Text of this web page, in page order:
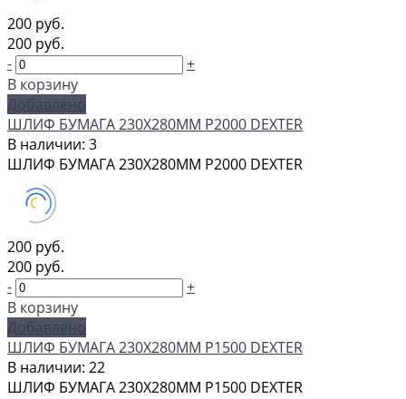
200 руб.
200 руб.
-
+
В корзину
Добавлено
ШЛИФ БУМАГА 230Х280ММ P2000 DEXTER
В наличии: 3
ШЛИФ БУМАГА 230Х280ММ P2000 DEXTER
200 руб.
200 руб.
-
+
В корзину
Добавлено
ШЛИФ БУМАГА 230Х280ММ P1500 DEXTER
В наличии: 22
ШЛИФ БУМАГА 230Х280ММ P1500 DEXTER